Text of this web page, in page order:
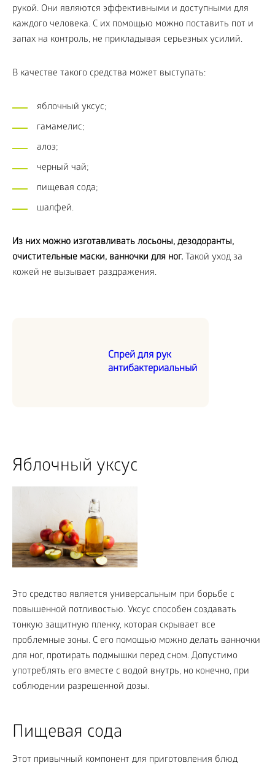
рукой. Они являются эффективными и доступными для
каждого человека. С их помощью можно поставить пот и
запах на контроль, не прикладывая серьезных усилий.
В качестве такого средства может выступать:
яблочный уксус;
гамамелис;
алоэ;
черный чай;
пищевая сода;
шалфей.
Из них можно изготавливать лосьоны, дезодоранты,
очистительные маски, ванночки для ног. Такой уход за
кожей не вызывает раздражения.
Спрей для рук
антибактериальный
Яблочный уксус
Это средство является универсальным при борьбе с
повышенной потливостью. Уксус способен создавать
тонкую защитную пленку, которая скрывает все
проблемные зоны. С его помощью можно делать ванночки
для ног, протирать подмышки перед сном. Допустимо
употреблять его вместе с водой внутрь, но конечно, при
соблюдении разрешенной дозы.
Пищевая сода
Этот привычный компонент для приготовления блюд